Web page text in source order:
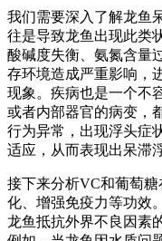
我们需要深入了解龙鱼
往是导致龙鱼出现此类
酸碱度失衡、氨氮含量
存环境造成严重影响，
现象。疾病也是一个不
或者内部器官的病变，
行为异常，出现浮头症
适应，从而表现出呆滞
接下来分析VC和葡萄
化、增强免疫力等功效
龙鱼抵抗外界不良因素